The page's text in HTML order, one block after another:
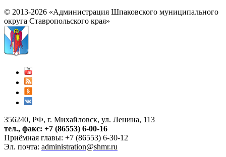
© 2013-2026 «Администрация Шпаковского муниципального
округа Ставропольского края»
356240, РФ, г. Михайловск, ул. Ленина, 113
тел., факс: +7 (86553) 6-00-16
Приёмная главы: +7 (86553) 6-30-12
Эл. почта: administration@shmr.ru